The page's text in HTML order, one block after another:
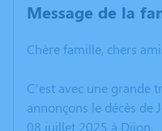
Message de la
Chère famille, chers
C’est avec une grande
annonçons le décès de
08 juillet 2025 à Dijon.